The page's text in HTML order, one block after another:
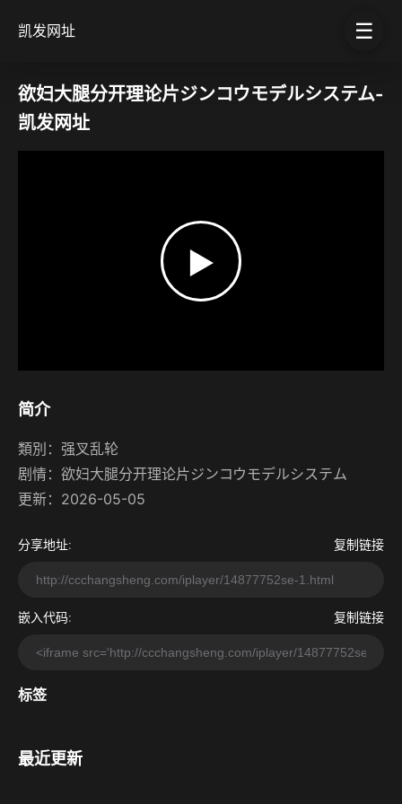
凯发网址 ☰
欲妇大腿分开理论片ジンコウモデルシステム-
凯发网址
▶
简介
類別： 强叉乱轮
剧情： 欲妇大腿分开理论片ジンコウモデルシステム
更新：2026-05-05
分享地址: 复制链接
嵌入代码: 复制链接
标签
最近更新